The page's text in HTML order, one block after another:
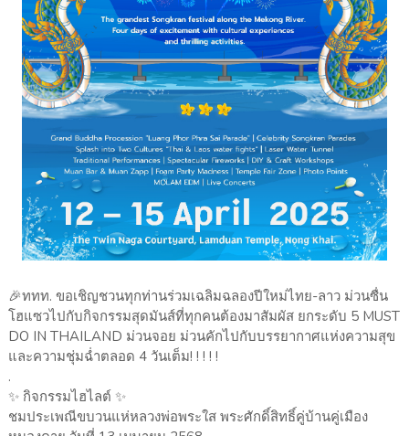
🎉ททท. ขอเชิญชวนทุกท่านร่วมเฉลิมฉลองปีใหม่ไทย-ลาว ม่วนซื่น
โฮแซวไปกับกิจกรรมสุดมันส์ที่ทุกคนต้องมาสัมผัส ยกระดับ 5 MUST
DO IN THAILAND ม่วนจอย ม่วนคักไปกับบรรยากาศแห่งความสุข
และความชุ่มฉ่ำตลอด 4 วันเต็ม! ! ! ! !
.
✨ กิจกรรมไฮไลต์ ✨
ชมประเพณีขบวนแห่หลวงพ่อพระใส พระศักดิ์สิทธิ์คู่บ้านคู่เมือง